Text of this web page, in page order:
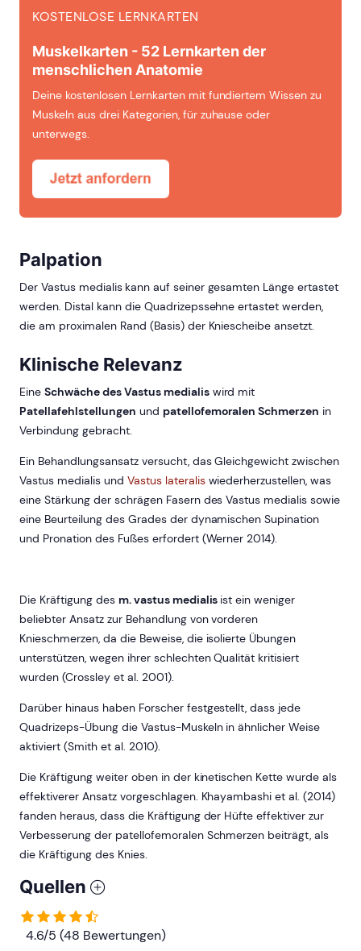
KOSTENLOSE LERNKARTEN
Muskelkarten - 52 Lernkarten der
menschlichen Anatomie
Deine kostenlosen Lernkarten mit fundiertem Wissen zu
Muskeln aus drei Kategorien, für zuhause oder
unterwegs.
Palpation
Der Vastus medialis kann auf seiner gesamten Länge ertastet
werden. Distal kann die Quadrizepssehne ertastet werden,
die am proximalen Rand (Basis) der Kniescheibe ansetzt.
Klinische Relevanz
Eine Schwäche des Vastus medialiswird mit
Patellafehlstellungen und patellofemoralen Schmerzen in
Verbindung gebracht.
Ein Behandlungsansatz versucht, das Gleichgewicht zwischen
Vastus medialis und Vastus lateraliswiederherzustellen, was
eine Stärkung der schrägen Fasern des Vastus medialis sowie
eine Beurteilung des Grades der dynamischen Supination
und Pronation des Fußes erfordert (Werner 2014).
Die Kräftigung des m. vastus medialis ist ein weniger
beliebter Ansatz zur Behandlung von vorderen
Knieschmerzen, da die Beweise, die isolierte Übungen
unterstützen, wegen ihrer schlechten Qualität kritisiert
wurden (Crossley et al. 2001).
Darüber hinaus haben Forscher festgestellt, dass jede
Quadrizeps-Übung die Vastus-Muskeln in ähnlicher Weise
aktiviert (Smith et al. 2010).
Die Kräftigung weiter oben in der kinetischen Kette wurde als
effektiverer Ansatz vorgeschlagen. Khayambashi et al. (2014)
fanden heraus, dass die Kräftigung der Hüfte effektiver zur
Verbesserung der patellofemoralen Schmerzen beiträgt, als
die Kräftigung des Knies.
Quellen
4.6/5 (48 Bewertungen)